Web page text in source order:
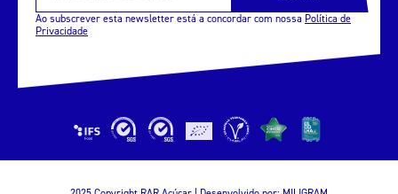
Ao subscrever esta newsletter está a concordar com nossa Política de
Privacidade